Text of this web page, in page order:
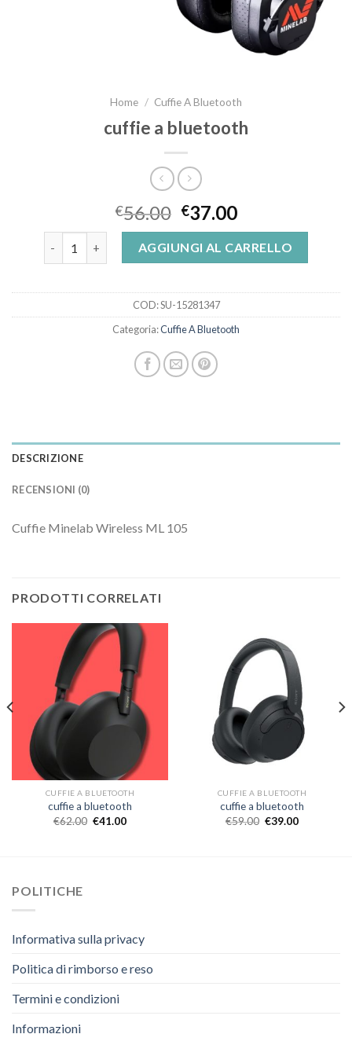
Home / Cuffie A Bluetooth
cuffie a bluetooth
€56.00 €37.00
cuffie a bluetooth quantitàAGGIUNGI AL CARRELLO
COD:SU-15281347
Categoria:Cuffie A Bluetooth
DESCRIZIONE
RECENSIONI (0)
Cuffie Minelab Wireless ML 105
PRODOTTI CORRELATI
CUFFIE A BLUETOOTH
cuffie a bluetooth
€62.00 €41.00
CUFFIE A BLUETOOTH
cuffie a bluetooth
€59.00 €39.00
POLITICHE
Informativa sulla privacy
Politica di rimborso e reso
Termini e condizioni
Informazioni